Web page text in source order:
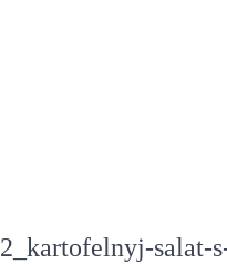
2_kartofelnyj-salat-